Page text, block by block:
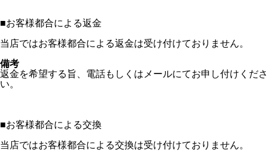
■お客様都合による返金
当店ではお客様都合による返金は受け付けておりません。
備考
返金を希望する旨、電話もしくはメールにてお申し付けくださ
い。
■お客様都合による交換
当店ではお客様都合による交換は受け付けておりません。